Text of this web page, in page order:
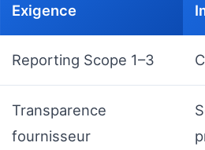
Exigence
Reporting Scope 1–3
Transparence
fournisseur